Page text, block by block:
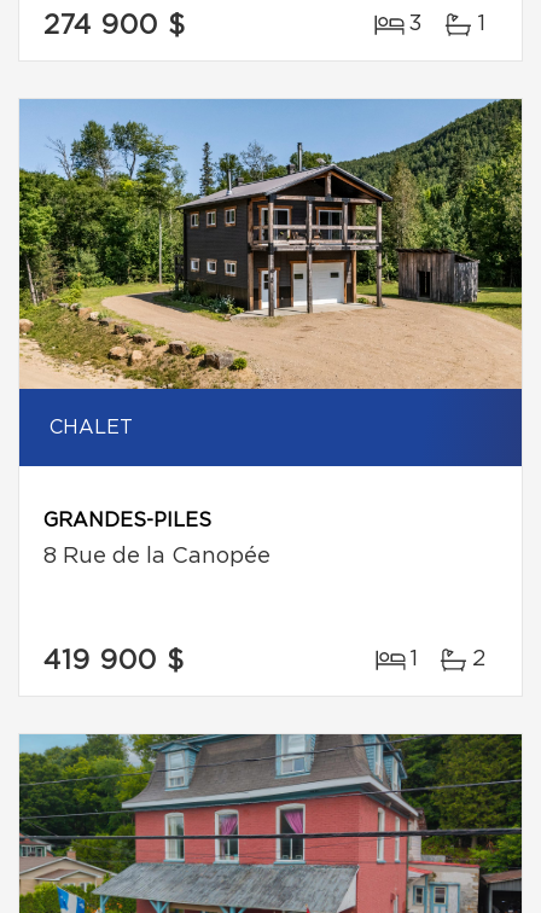
274 900 $ 3 1
CHALET
GRANDES-PILES
8 Rue de la Canopée
419 900 $ 1 2